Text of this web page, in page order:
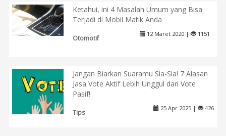
Ketahui, ini 4 Masalah Umum yang Bisa
Terjadi di Mobil Matik Anda
Otomotif
12 Maret 2020 | 1151
Jangan Biarkan Suaramu Sia-Sia! 7 Alasan
Jasa Vote Aktif Lebih Unggul dari Vote
Pasif!
Tips
25 Apr 2025 | 426